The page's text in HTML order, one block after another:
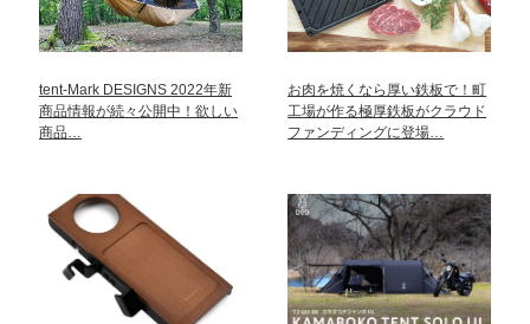
tent-Mark DESIGNS 2022年新
商品情報が続々公開中！欲しい
商品…
お肉を焼くなら厚い鉄板で！町
工場が作る極厚鉄板がクラウド
ファンディングに登場…